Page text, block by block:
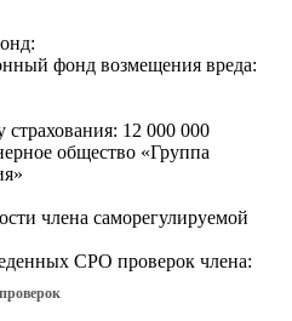
фонд возмещения вреда:
страхования: 12 000 000
общество «Группа
члена саморегулируемой
СРО проверок члена: